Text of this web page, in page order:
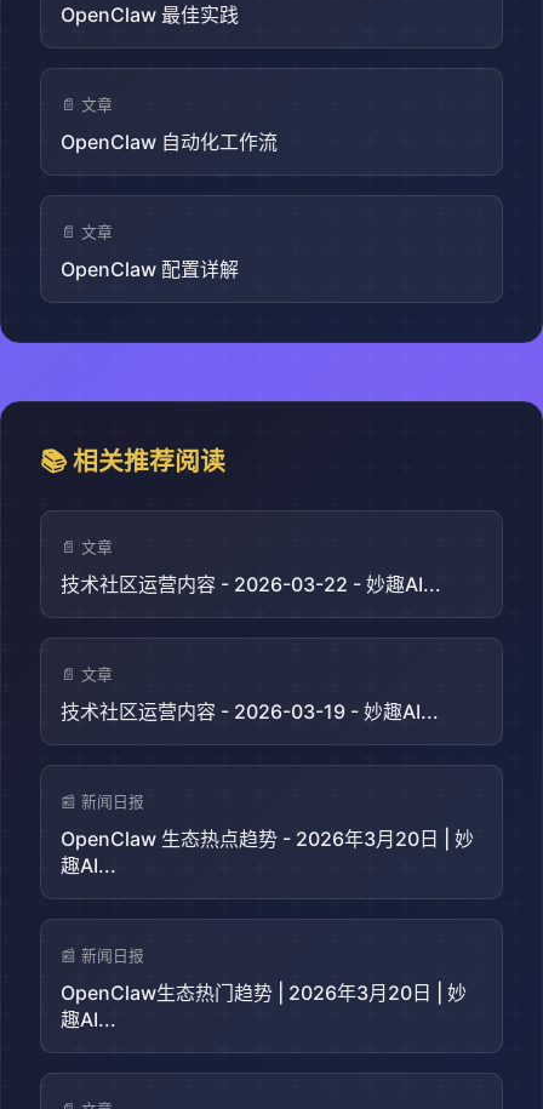
OpenClaw 最佳实践
📄 文章
OpenClaw 自动化工作流
📄 文章
OpenClaw 配置详解
📚 相关推荐阅读
📄 文章
技术社区运营内容 - 2026-03-22 - 妙趣AI...
📄 文章
技术社区运营内容 - 2026-03-19 - 妙趣AI...
📰 新闻日报
OpenClaw 生态热点趋势 - 2026年3月20日 | 妙
趣AI...
📰 新闻日报
OpenClaw生态热门趋势 | 2026年3月20日 | 妙
趣AI...